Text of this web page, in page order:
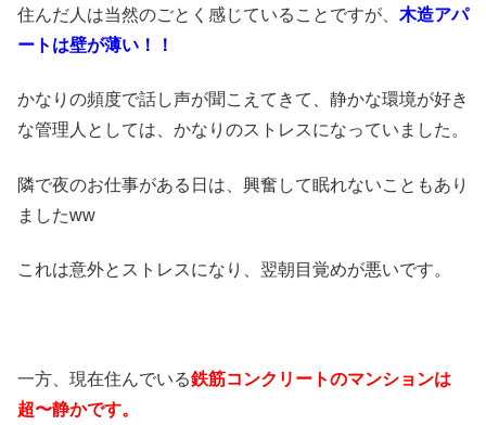
住んだ人は当然のごとく感じていることですが、 木造アパ
ートは壁が薄い！！
かなりの頻度で話し声が聞こえてきて、静かな環境が好き
な管理人としては、かなりのストレスになっていました。
隣で夜のお仕事がある日は、興奮して眠れないこともあり
ましたww
これは意外とストレスになり、翌朝目覚めが悪いです。
一方、現在住んでいる鉄筋コンクリートのマンションは
超〜静かです。